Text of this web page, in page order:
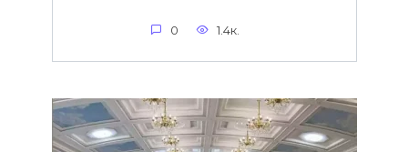
0 1.4к.